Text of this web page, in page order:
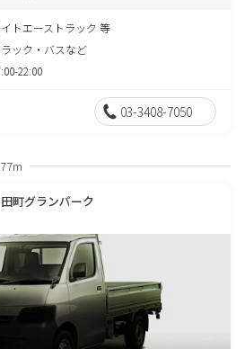
イトエーストラック 等
ラック・バスなど
22:00
03-3408-7050
町グランパーク